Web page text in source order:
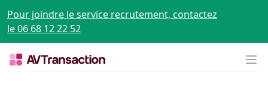
Pour joindre le service recrutement, contactez
le 06 68 12 22 52